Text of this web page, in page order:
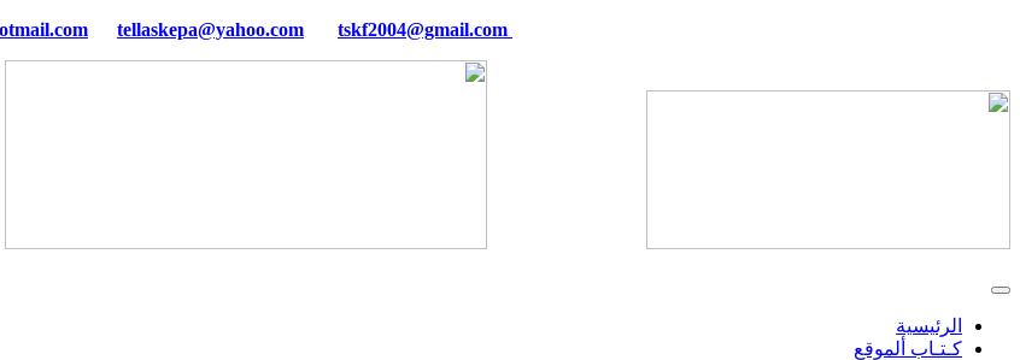
tellaskepa@yahoo.com tskf2004@gmail.com
الرئيسية
كـتـاب ألموقع